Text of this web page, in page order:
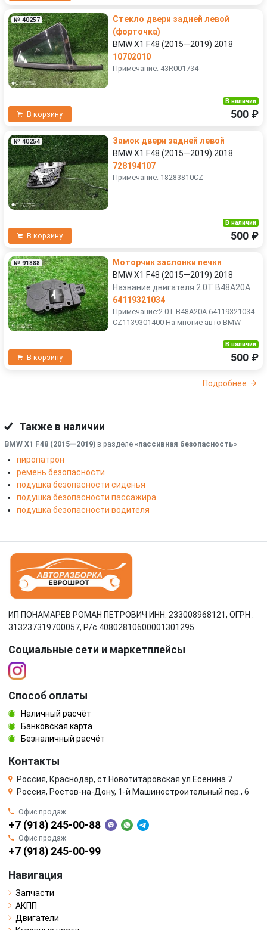
№ 40257
Стекло двери задней левой
(форточка)
BMW X1 F48 (2015—2019) 2018
10702010
Примечание: 43R001734
В корзину
В наличии
500 ₽
№ 40254
Замок двери задней левой
BMW X1 F48 (2015—2019) 2018
728194107
Примечание: 18283810CZ
В корзину
В наличии
500 ₽
№ 91888
Моторчик заслонки печки
BMW X1 F48 (2015—2019) 2018
Название двигателя 2.0T B48A20A
64119321034
Примечание:2.0T B48A20A 64119321034
CZ1139301400 На многие авто BMW
В корзину
В наличии
500 ₽
Подробнее
Также в наличии
BMW X1 F48 (2015—2019) в разделе «пассивная безопасность»
пиропатрон
ремень безопасности
подушка безопасности сиденья
подушка безопасности пассажира
подушка безопасности водителя
ИП ПОНАМАРЁВ РОМАН ПЕТРОВИЧ ИНН: 233008968121, ОГРН :
313237319700057, Р/c 40802810600001301295
Социальные сети и маркетплейсы
Способ оплаты
Наличный расчёт
Банковская карта
Безналичный расчёт
Контакты
Россия, Краснодар, ст.Новотитаровская ул.Есенина 7
Россия, Ростов-на-Дону, 1-й Машиностроительный пер., 6
Офис продаж
+7 (918) 245-00-88
Офис продаж
+7 (918) 245-00-99
Навигация
Запчасти
АКПП
Двигатели